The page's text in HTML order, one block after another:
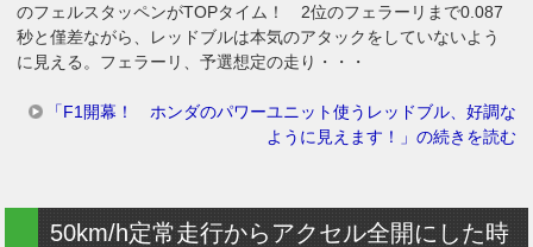
のフェルスタッペンがTOPタイム！ 2位のフェラーリまで0.087
秒と僅差ながら、レッドブルは本気のアタックをしていないよう
に見える。フェラーリ、予選想定の走り・・・
「F1開幕！ ホンダのパワーユニット使うレッドブル、好調な
ように見えます！」の続きを読む
50km/h定常走行からアクセル全開にした時